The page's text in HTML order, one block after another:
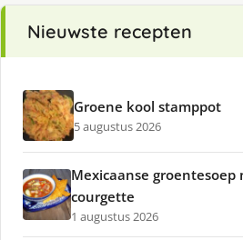
Nieuwste recepten
Groene kool stamppot
5 augustus 2026
Mexicaanse groentesoep
courgette
1 augustus 2026